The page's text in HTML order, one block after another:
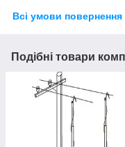
Всі умови повернення
Подібні товари